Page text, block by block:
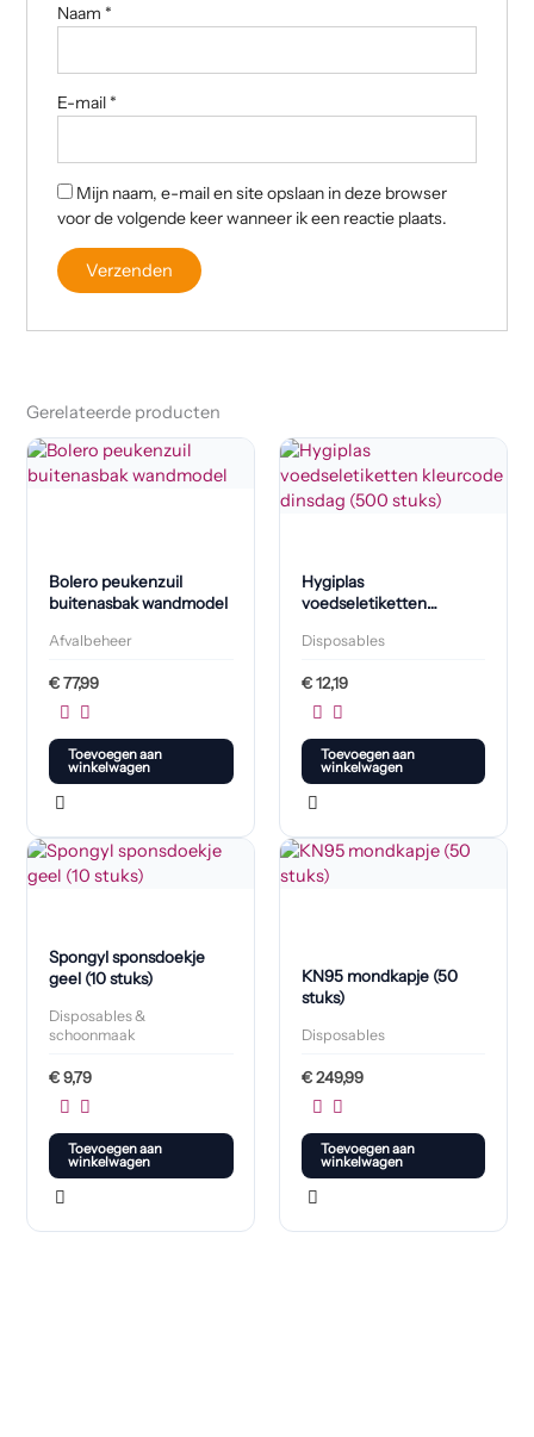
Naam *
E-mail *
Mijn naam, e-mail en site opslaan in deze browser
voor de volgende keer wanneer ik een reactie plaats.
Gerelateerde producten
Bolero peukenzuil
buitenasbak wandmodel
Afvalbeheer
€77,99
Toevoegen aan
winkelwagen
Hygiplas
voedseletiketten
stuks)
Disposables
€12,19
Toevoegen aan
winkelwagen
Spongyl sponsdoekje
geel (10 stuks)
Disposables &
schoonmaak
€9,79
Toevoegen aan
winkelwagen
KN95 mondkapje (50
stuks)
Disposables
€249,99
Toevoegen aan
winkelwagen